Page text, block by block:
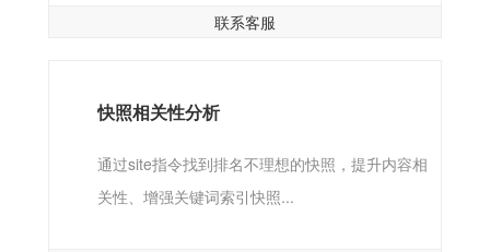
联系客服
快照相关性分析
通过site指令找到排名不理想的快照，提升内容相
关性、增强关键词索引快照...